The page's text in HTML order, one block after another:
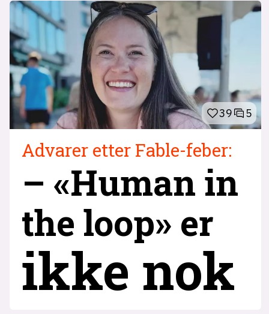
39 5
Advarer etter Fable-feber:
– «Human in
the loop» er
ikke nok